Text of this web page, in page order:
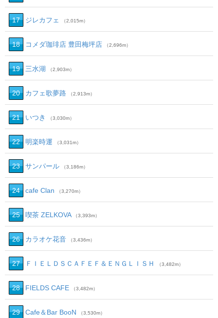
17 ジレカフェ （2,015m）
18 コメダ珈琲店 豊田梅坪店 （2,696m）
19 三水湖 （2,903m）
20 カフェ歌夢路 （2,913m）
21 いつき （3,030m）
22 明楽時運 （3,031m）
23 サンパール （3,186m）
24 cafe Clan （3,270m）
25 喫茶 ZELKOVA （3,393m）
26 カラオケ花音 （3,436m）
27 ＦＩＥＬＤＳＣＡＦＥＦ＆ＥＮＧＬＩＳＨ （3,482m）
28 FIELDS CAFE （3,482m）
29 Cafe＆Bar BooN （3,530m）